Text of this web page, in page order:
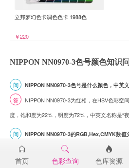
立邦梦幻色卡调色色卡 1988色
￥220
NIPPON NN0970-3色号颜色知识
问 NIPPON NN0970-3色号是什么颜色，中英
答
NIPPON NN0970-3为红相，在HSV色彩空
度，饱和度为22%，明度为72%，中英文名称是“
问 NIPPON NN0970-3的RGB,Hex,CMYK数值
NIPPON NN0970-3色号的RGB色值为
#B89890， CMYK为 未命名 ，请注意，这些数值
首页 色彩查询 色库资源